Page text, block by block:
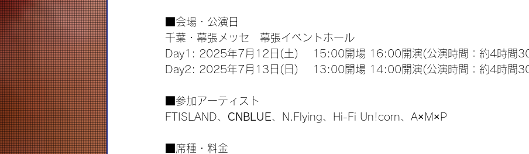
■会場・公演日
千葉・幕張メッセ　幕張イベントホール
Day1: 2025年7月12日(土)　 15:00開場 16:00開演(公演時間：約4時間
Day2: 2025年7月13日(日)　 13:00開場 14:00開演(公演時間：約4時間
■参加アーティスト
FTISLAND、 CNBLUE 、N.Flying、Hi-Fi Un!corn、A×M×P
■席種・料金